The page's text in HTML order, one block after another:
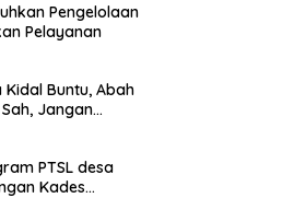
Pengelolaan
Pelayanan
Kidal Buntu, Abah
Jangan
PTSL desa
Kades